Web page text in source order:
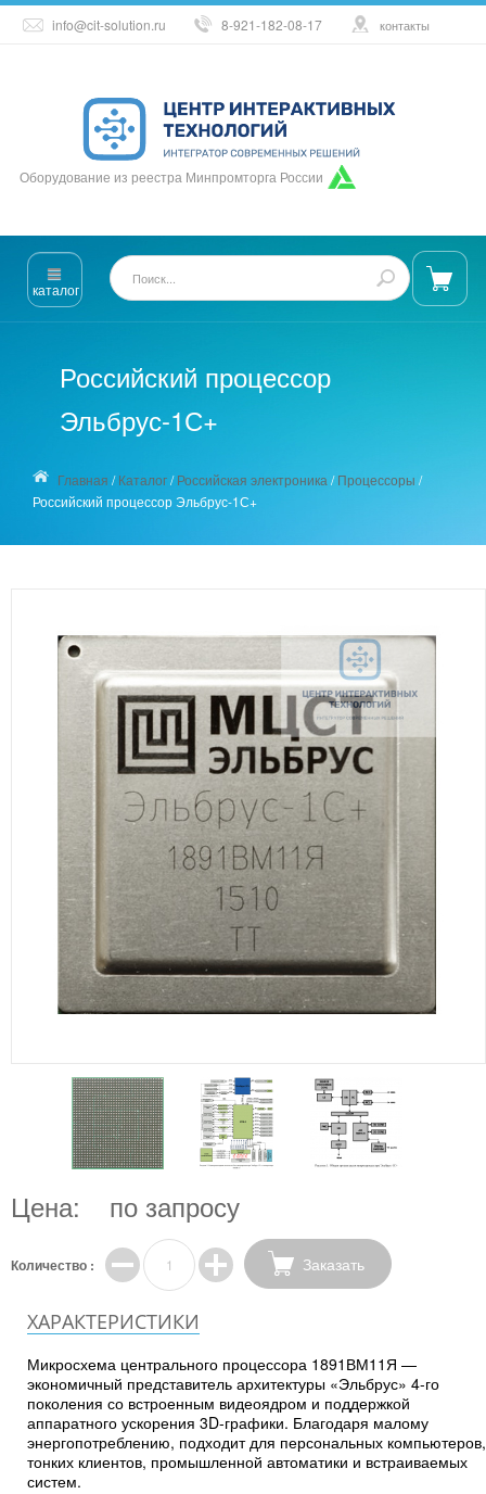
info@cit-solution.ru 8-921-182-08-17 контакты
Оборудование из реестра Минпромторга России
каталог
Российский процессор
Эльбрус-1С+
Главная /Каталог/Российская электроника /Процессоры /
Российский процессор Эльбрус-1С+
Цена: по запросу
Количество : Заказать
ХАРАКТЕРИСТИКИ
Микросхема центрального процессора 1891ВМ11Я —
экономичный представитель архитектуры «Эльбрус» 4-го
поколения со встроенным видеоядром и поддержкой
аппаратного ускорения 3D-графики. Благодаря малому
энергопотреблению, подходит для персональных компьютеров,
тонких клиентов, промышленной автоматики и встраиваемых
систем.